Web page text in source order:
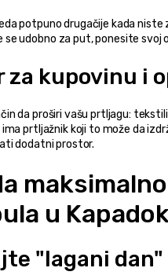
potpuno drugačije kada
se udobno za put, ponesite
za kupovinu i
da proširi vašu prtljagu:
prtljažnik koji to može da
dodatni prostor.
u
"lagani dan"